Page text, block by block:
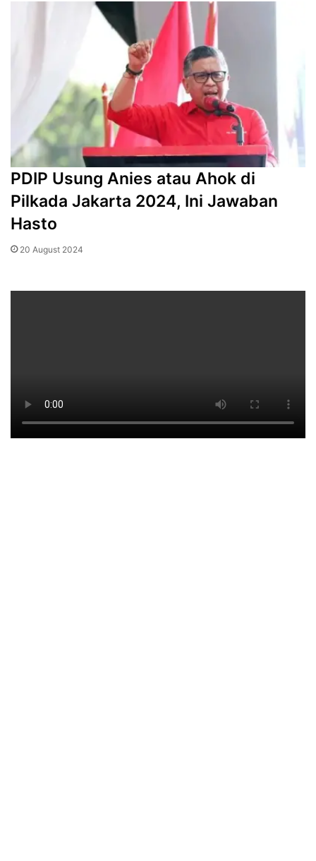
PDIP Usung Anies atau Ahok di
Pilkada Jakarta 2024, Ini Jawaban
Hasto
20 August 2024